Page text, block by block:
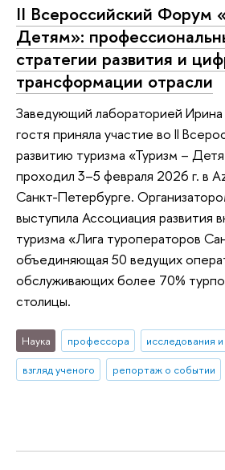
II Всероссийский Форум
Детям»:
стратегии развития и
трансформации отрасли
Заведующий лабораторией Ирина
гостя приняла участие во II
развитию туризма «Туризм –
проходил 3–5 февраля 2026 г. в
Санкт-Петербурге.
выступила Ассоциация развития
туризма «Лига туроператоров
объединяющая 50 ведущих
обслуживающих более 70%
столицы.
Наука профессора
исследования
взгляд ученого
репортаж о событии